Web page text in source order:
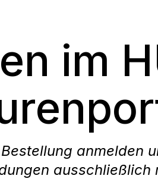
im
anmelden
ausschließlich